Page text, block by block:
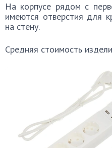
На корпусе рядом с
имеются отверстия для
на стену.
Средняя стоимость